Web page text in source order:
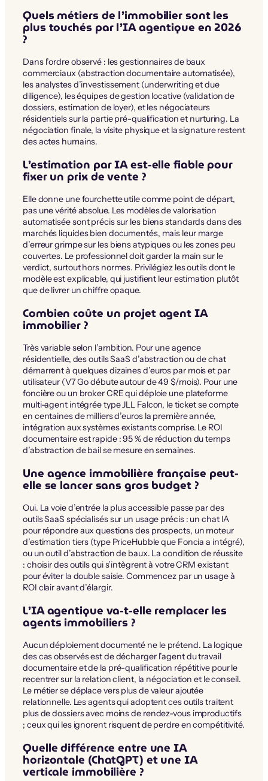
Quels métiers de l’immobilier sont les
plus touchés par l’IA agentique en 2026
?
Dans l’ordre observé : les gestionnaires de baux
commerciaux (abstraction documentaire automatisée),
les analystes d’investissement (underwriting et due
diligence), les équipes de gestion locative (validation de
dossiers, estimation de loyer), et les négociateurs
résidentiels sur la partie pré-qualification et nurturing. La
négociation finale, la visite physique et la signature restent
des actes humains.
L’estimation par IA est-elle fiable pour
fixer un prix de vente ?
Elle donne une fourchette utile comme point de départ,
pas une vérité absolue. Les modèles de valorisation
automatisée sont précis sur les biens standards dans des
marchés liquides bien documentés, mais leur marge
d’erreur grimpe sur les biens atypiques ou les zones peu
couvertes. Le professionnel doit garder la main sur le
verdict, surtout hors normes. Privilégiez les outils dont le
modèle est explicable, qui justifient leur estimation plutôt
que de livrer un chiffre opaque.
Combien coûte un projet agent IA
immobilier ?
Très variable selon l’ambition. Pour une agence
résidentielle, des outils SaaS d’abstraction ou de chat
démarrent à quelques dizaines d’euros par mois et par
utilisateur (V7 Go débute autour de 49 $/mois). Pour une
foncière ou un broker CRE qui déploie une plateforme
multi-agent intégrée type JLL Falcon, le ticket se compte
en centaines de milliers d’euros la première année,
intégration aux systèmes existants comprise. Le ROI
documentaire est rapide : 95 % de réduction du temps
d’abstraction de bail se mesure en semaines.
Une agence immobilière française peut-
elle se lancer sans gros budget ?
Oui. La voie d’entrée la plus accessible passe par des
outils SaaS spécialisés sur un usage précis : un chat IA
pour répondre aux questions des prospects, un moteur
d’estimation tiers (type PriceHubble que Foncia a intégré),
ou un outil d’abstraction de baux. La condition de réussite
: choisir des outils qui s’intègrent à votre CRM existant
pour éviter la double saisie. Commencez par un usage à
ROI clair avant d’élargir.
L’IA agentique va-t-elle remplacer les
agents immobiliers ?
Aucun déploiement documenté ne le prétend. La logique
des cas observés est de décharger l’agent du travail
documentaire et de la pré-qualification répétitive pour le
recentrer sur la relation client, la négociation et le conseil.
Le métier se déplace vers plus de valeur ajoutée
relationnelle. Les agents qui adoptent ces outils traitent
plus de dossiers avec moins de rendez-vous improductifs
; ceux qui les ignorent risquent de perdre en compétitivité.
Quelle différence entre une IA
horizontale (ChatGPT) et une IA
verticale immobilière ?